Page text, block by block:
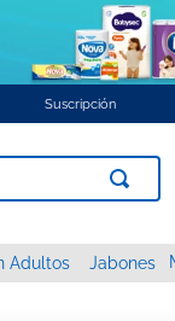
Suscripción
Adultos Jabones